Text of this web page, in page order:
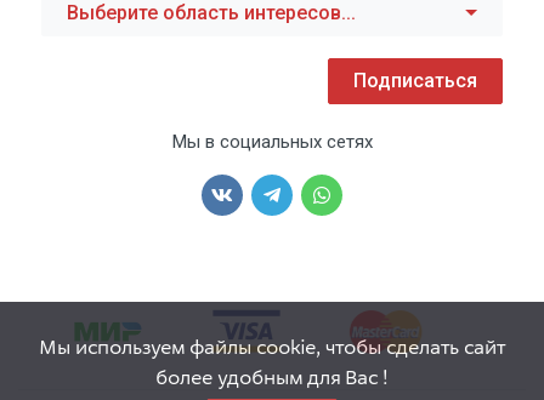
Выберите область интересов...
Подписаться
Мы в социальных сетях
Мы используем файлы cookie, чтобы сделать сайт
более удобным для Вас !